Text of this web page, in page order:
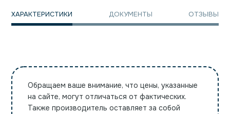
ХАРАКТЕРИСТИКИ ДОКУМЕНТЫ ОТЗЫВЫ
Обращаем ваше внимание, что цены, указанные
на сайте, могут отличаться от фактических.
Также производитель оставляет за собой